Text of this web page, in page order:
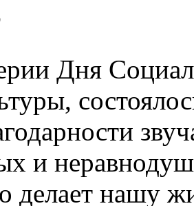
Дня
и
делает нашу